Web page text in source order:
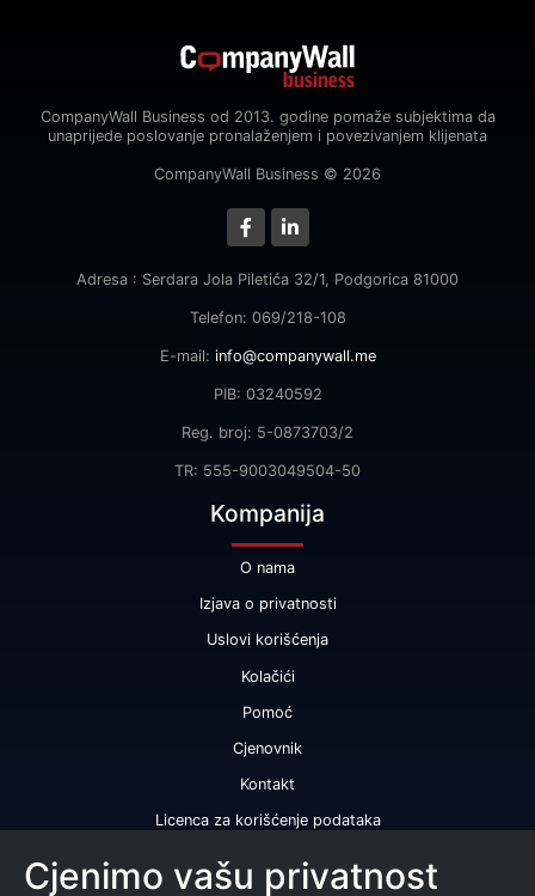
CompanyWall Business od 2013. godine pomaže subjektima da
unaprijede poslovanje pronalaženjem i povezivanjem klijenata
CompanyWall Business © 2026
Adresa : Serdara Jola Piletića 32/1, Podgorica 81000
Telefon: 069/218-108
E-mail: info@companywall.me
PIB: 03240592
Reg. broj: 5-0873703/2
TR: 555-9003049504-50
Kompanija
O nama
Izjava o privatnosti
Uslovi korišćenja
Kolačići
Pomoć
Cjenovnik
Kontakt
Licenca za korišćenje podataka
Naše usluge
Cjenimo vašu privatnost